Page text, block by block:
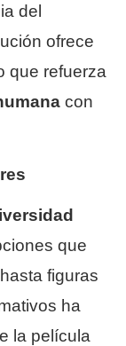
del
ofrece
que refuerza
con
que
figuras
ha
la película